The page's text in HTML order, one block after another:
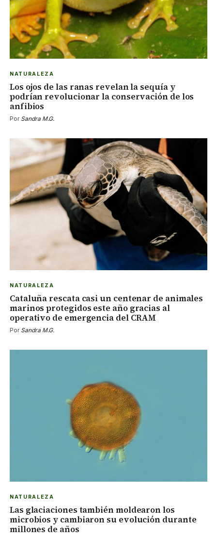
NATURALEZA
Los ojos de las ranas revelan la sequía y
podrían revolucionar la conservación de los
anfibios
Por Sandra M.G.
NATURALEZA
Cataluña rescata casi un centenar de animales
marinos protegidos este año gracias al
operativo de emergencia del CRAM
Por Sandra M.G.
NATURALEZA
Las glaciaciones también moldearon los
microbios y cambiaron su evolución durante
millones de años